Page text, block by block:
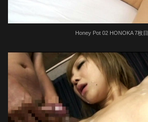
Honey Pot 02 HONOKA 7枚目